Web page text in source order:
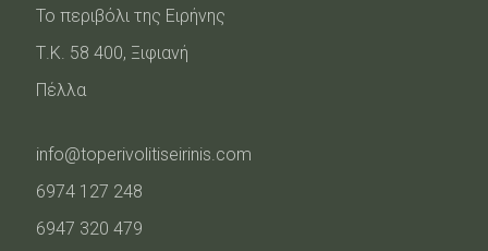
Το περιβόλι της Ειρήνης
Τ.Κ. 58 400, Ξιφιανή
Πέλλα
info@toperivolitiseirinis.com
6974 127 248
6947 320 479